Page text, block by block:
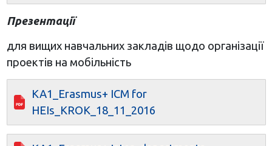
Презентації
для вищих навчальних закладів щодо організації
проектів на мобільність
KA1_Erasmus+ ICM for
HEIs_KROK_18_11_2016